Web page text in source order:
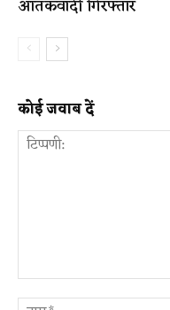
आतंकवादी गिरफ्तार
कोई जवाब दें